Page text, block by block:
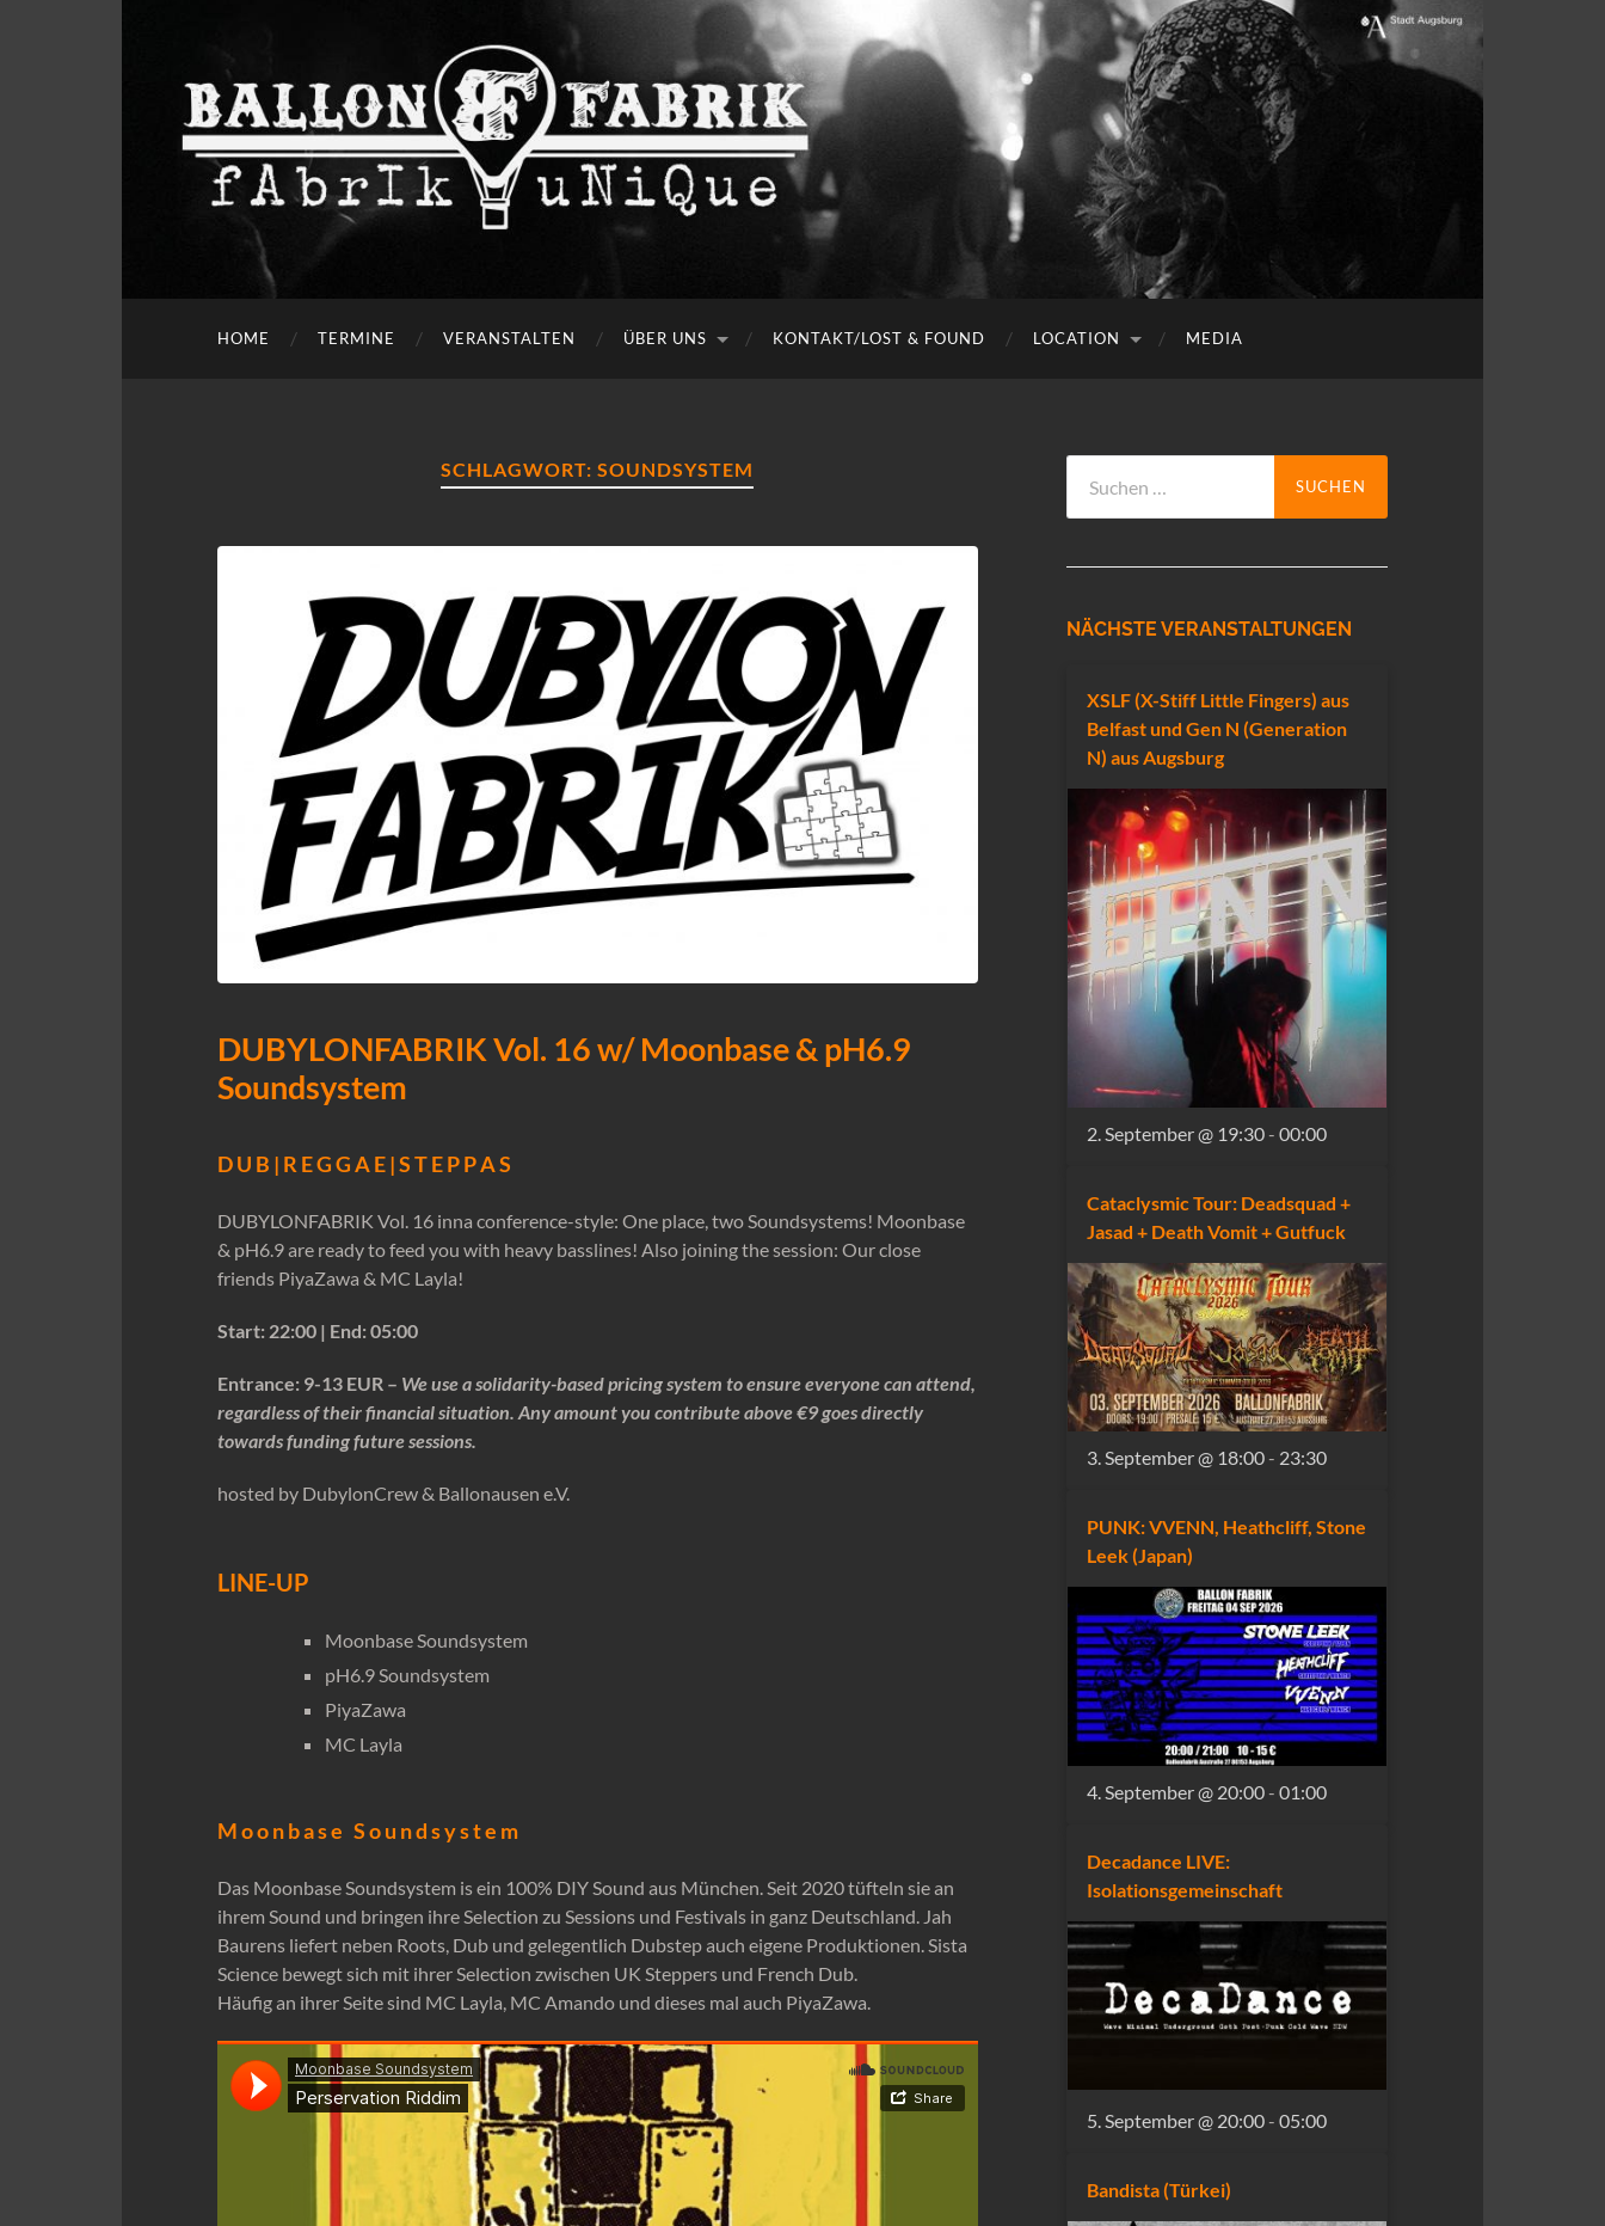
HOME TERMINE VERANSTALTEN ÜBER UNS KONTAKT/LOST & FOUND LOCATION MEDIA
SCHLAGWORT:SOUNDSYSTEM
DUBYLONFABRIK Vol. 16 w/ Moonbase & pH6.9
Soundsystem
D U B | R E G G A E | S T E P P A S
DUBYLONFABRIK Vol. 16 inna conference-style: One place, two Soundsystems! Moonbase
& pH6.9 are ready to feed you with heavy basslines! Also joining the session: Our close
friends PiyaZawa & MC Layla!
Start: 22:00 | End: 05:00
Entrance: 9-13 EUR – We use asolidarity-based pricingsystem to ensure everyone can attend,
regardless of their financial situation. Any amount you contribute above €9 goes directly
towards funding future sessions.
hosted by DubylonCrew & Ballonausen e.V.
LINE-UP
Moonbase Soundsystem
pH6.9 Soundsystem
PiyaZawa
MC Layla
M o o n b a s e S o u n d s y s t e m
Das Moonbase Soundsystem is ein 100% DIY Sound aus München. Seit 2020 tüfteln sie an
ihrem Sound und bringen ihre Selection zu Sessions und Festivals in ganz Deutschland. Jah
Baurens liefert neben Roots, Dub und gelegentlich Dubstep auch eigene Produktionen. Sista
Science bewegt sich mit ihrer Selection zwischen UK Steppers und French Dub.
Häufig an ihrer Seite sind MC Layla, MC Amando und dieses mal auch PiyaZawa.
nach:
NÄCHSTE VERANSTALTUNGEN
XSLF (X-Stiff Little Fingers) aus
Belfast und Gen N (Generation
N) aus Augsburg
2. September @ 19:30- 00:00
Cataclysmic Tour: Deadsquad +
Jasad + Death Vomit + Gutfuck
3. September @ 18:00- 23:30
PUNK: VVENN, Heathcliff, Stone
Leek (Japan)
4. September @ 20:00- 01:00
Decadance LIVE:
Isolationsgemeinschaft
5. September @ 20:00- 05:00
Bandista (Türkei)